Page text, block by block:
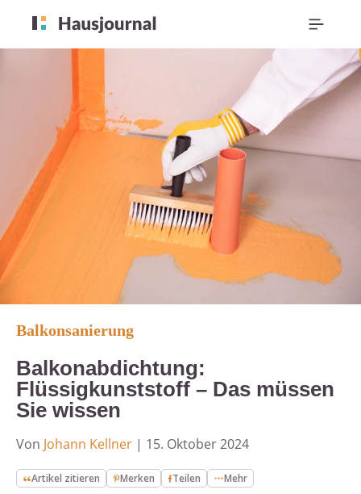
Balkonsanierung
Balkonabdichtung:
Flüssigkunststoff – Das müssen
Sie wissen
Von Johann Kellner | 15. Oktober 2024
Artikel zitieren Merken Teilen Mehr